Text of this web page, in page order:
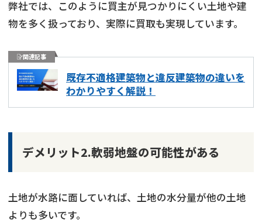
弊社では、このように買主が見つかりにくい土地や建
物を多く扱っており、実際に買取も実現しています。
関連記事
既存不適格建築物と違反建築物の違いを
わかりやすく解説！
デメリット2.軟弱地盤の可能性がある
土地が水路に面していれば、土地の水分量が他の土地
よりも多いです。